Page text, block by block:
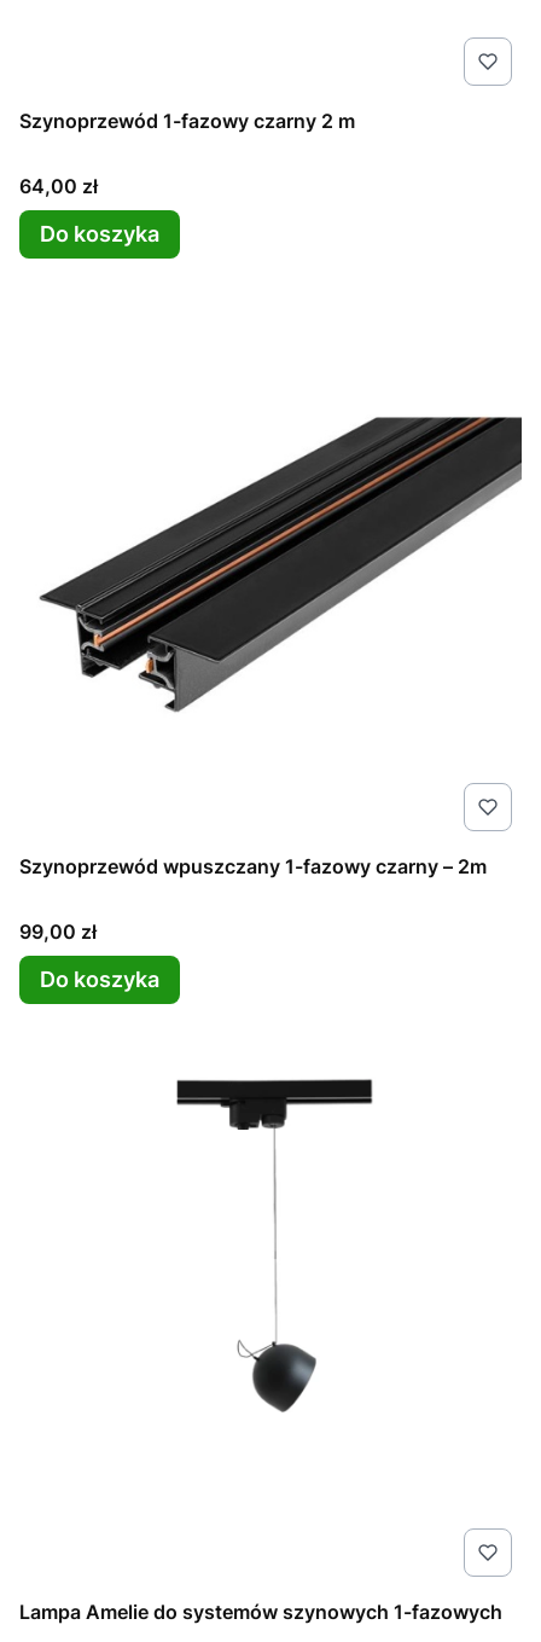
Szynoprzewód 1-fazowy czarny 2 m
Cena
64,00 zł
Do koszyka
Szynoprzewód wpuszczany 1-fazowy czarny – 2m
Cena
99,00 zł
Do koszyka
Lampa Amelie do systemów szynowych 1-fazowych